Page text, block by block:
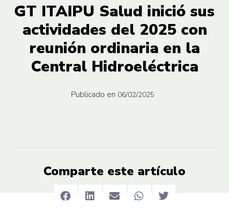
GT ITAIPU Salud inició sus
actividades del 2025 con
reunión ordinaria en la
Central Hidroeléctrica
Publicado en 06/02/2025
Comparte este artículo